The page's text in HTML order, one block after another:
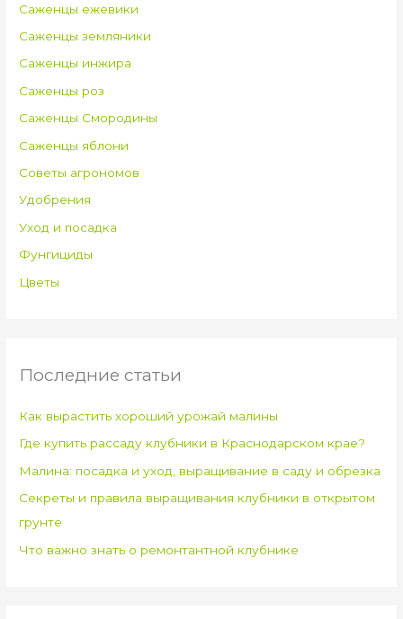
Саженцы ежевики
Саженцы земляники
Саженцы инжира
Саженцы роз
Саженцы Смородины
Саженцы яблони
Советы агрономов
Удобрения
Уход и посадка
Фунгициды
Цветы
Последние статьи
Как вырастить хороший урожай малины
Где купить рассаду клубники в Краснодарском крае?
Малина: посадка и уход, выращивание в саду и обрезка
Секреты и правила выращивания клубники в открытом
грунте
Что важно знать о ремонтантной клубнике